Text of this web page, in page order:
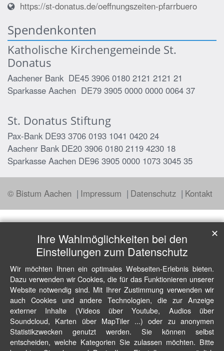
https://st-donatus.de/oeffnungszeiten-pfarrbuero
Spendenkonten
Katholische Kirchengemeinde St.
Donatus
Aachener Bank DE45 3906 0180 2121 2121 21
Sparkasse Aachen DE79 3905 0000 0000 0064 37
St. Donatus Stiftung
Pax-Bank DE93 3706 0193 1041 0420 24
Aachenr Bank DE20 3906 0180 2119 4230 18
Sparkasse Aachen DE96 3905 0000 1073 3045 35
© Bistum Aachen Impressum Datenschutz Kontakt
Ihre Wahlmöglichkeiten bei den
Einstellungen zum Datenschutz
Wir möchten Ihnen ein optimales Webseiten-Erlebnis bieten.
Dazu verwenden wir Cookies, die für das Funktionieren unserer
Website notwendig sind. Mit Ihrer Zustimmung verwenden wir
auch Cookies und andere Technologien, die zur Anzeige
externer Inhalte (Videos über Youtube, Audios über
Soundcloud, Karten über MapTiler ...) oder zu anonymen
Statistikzwecken genutzt werden. Sie können selbst
entscheiden, welche Kategorien Sie zulassen möchten. Bitte
✕